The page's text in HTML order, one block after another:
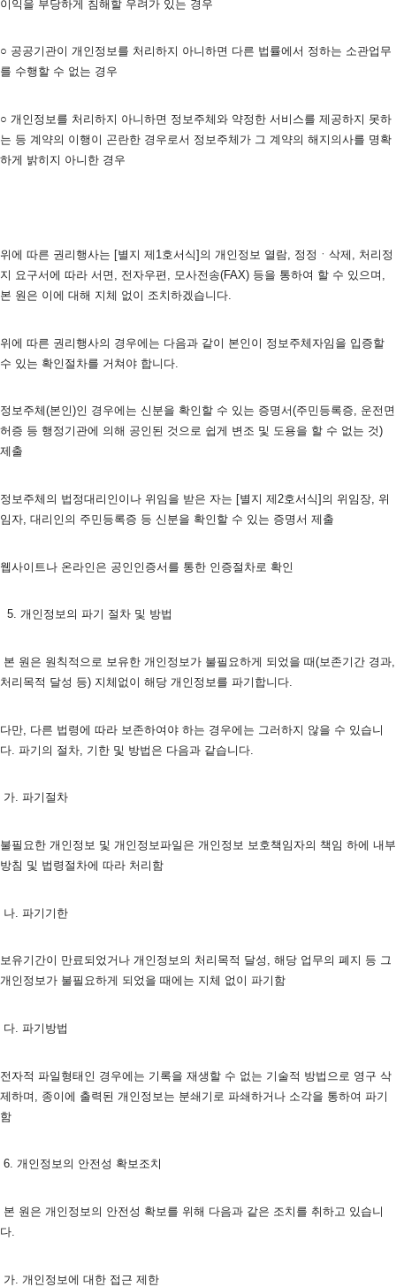
이익을 부당하게 침해할 우려가 있는 경우
○ 공공기관이 개인정보를 처리하지 아니하면 다른 법률에서 정하는 소관업무
를 수행할 수 없는 경우
○ 개인정보를 처리하지 아니하면 정보주체와 약정한 서비스를 제공하지 못하
는 등 계약의 이행이 곤란한 경우로서 정보주체가 그 계약의 해지의사를 명확
하게 밝히지 아니한 경우
위에 따른 권리행사는 [별지 제1호서식]의 개인정보 열람, 정정ㆍ삭제, 처리정
지 요구서에 따라 서면, 전자우편, 모사전송(FAX) 등을 통하여 할 수 있으며,
본 원은 이에 대해 지체 없이 조치하겠습니다.
위에 따른 권리행사의 경우에는 다음과 같이 본인이 정보주체자임을 입증할
수 있는 확인절차를 거쳐야 합니다.
정보주체(본인)인 경우에는 신분을 확인할 수 있는 증명서(주민등록증, 운전면
허증 등 행정기관에 의해 공인된 것으로 쉽게 변조 및 도용을 할 수 없는 것)
제출
정보주체의 법정대리인이나 위임을 받은 자는 [별지 제2호서식]의 위임장, 위
임자, 대리인의 주민등록증 등 신분을 확인할 수 있는 증명서 제출
웹사이트나 온라인은 공인인증서를 통한 인증절차로 확인
5. 개인정보의 파기 절차 및 방법
본 원은 원칙적으로 보유한 개인정보가 불필요하게 되었을 때(보존기간 경과,
처리목적 달성 등) 지체없이 해당 개인정보를 파기합니다.
다만, 다른 법령에 따라 보존하여야 하는 경우에는 그러하지 않을 수 있습니
다. 파기의 절차, 기한 및 방법은 다음과 같습니다.
가. 파기절차
불필요한 개인정보 및 개인정보파일은 개인정보 보호책임자의 책임 하에 내부
방침 및 법령절차에 따라 처리함
나. 파기기한
보유기간이 만료되었거나 개인정보의 처리목적 달성, 해당 업무의 폐지 등 그
개인정보가 불필요하게 되었을 때에는 지체 없이 파기함
다. 파기방법
전자적 파일형태인 경우에는 기록을 재생할 수 없는 기술적 방법으로 영구 삭
제하며, 종이에 출력된 개인정보는 분쇄기로 파쇄하거나 소각을 통하여 파기
함
6. 개인정보의 안전성 확보조치
본 원은 개인정보의 안전성 확보를 위해 다음과 같은 조치를 취하고 있습니
다.
가. 개인정보에 대한 접근 제한